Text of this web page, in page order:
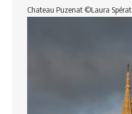
Chateau Puzenat ©Laura Spérat